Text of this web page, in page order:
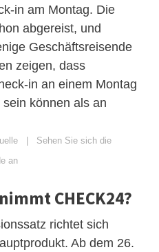
in am Montag. Die
abgereist, und
Geschäftsreisende
zeigen, dass
in an einem Montag
können als an
| Sehen Sie sich die
an
CHECK24?
richtet sich
Ab dem 26.